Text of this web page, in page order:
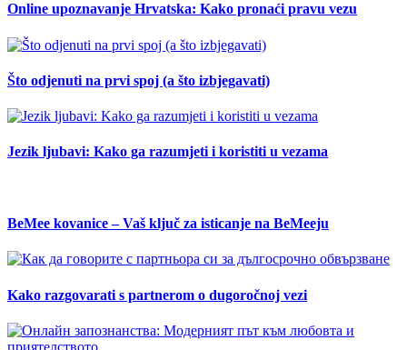
Online upoznavanje Hrvatska: Kako pronaći pravu vezu
Što odjenuti na prvi spoj (a što izbjegavati)
Jezik ljubavi: Kako ga razumjeti i koristiti u vezama
BeMee kovanice – Vaš ključ za isticanje na BeMeeju
Kako razgovarati s partnerom o dugoročnoj vezi